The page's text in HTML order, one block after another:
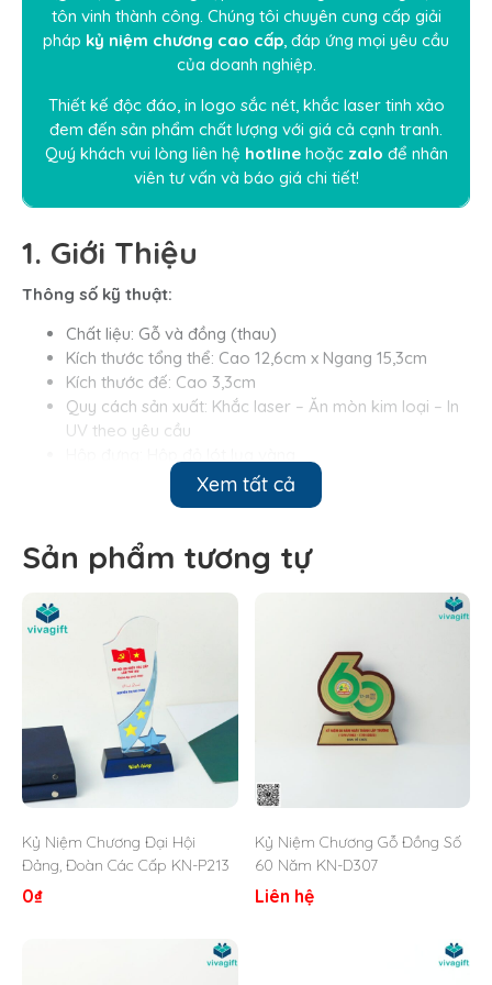
tôn vinh thành công. Chúng tôi chuyên cung cấp giải
pháp kỷ niệm chương cao cấp, đáp ứng mọi yêu cầu
của doanh nghiệp.
Thiết kế độc đáo, in logo sắc nét, khắc laser tinh xảo
đem đến sản phẩm chất lượng với giá cả cạnh tranh.
Quý khách vui lòng liên hệ hotlinehoặc zalo để nhân
viên tư vấn và báo giá chi tiết!
1. Giới Thiệu
Thông số kỹ thuật:
Chất liệu: Gỗ và đồng (thau)
Kích thước tổng thể: Cao 12,6cm x Ngang 15,3cm
Kích thước đế: Cao 3,3cm
Quy cách sản xuất: Khắc laser – Ăn mòn kim loại – In
UV theo yêu cầu
Thời gian làm: 3 – 7 ngày tuỳ số lượng
Số lượng lớn giá ưu đãi tại xưởng
Xem tất cả
Sản phẩm tương tự
Kỷ Niệm Chương Đại Hội
Đảng, Đoàn Các Cấp KN-P213
0₫
Kỷ Niệm Chương Gỗ Đồng Số
60 Năm KN-D307
Liên hệ